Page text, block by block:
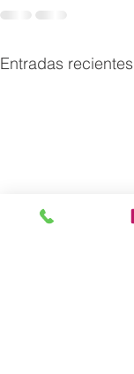
Entradas recientes